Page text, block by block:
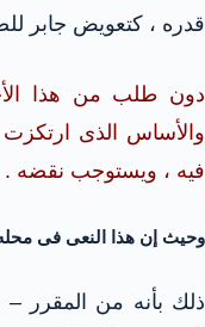
قدره ، كتعويض جابر
دون طلب من هذا
والأساس الذى
فيه ، ويستوجب نقضه .
وحيث إن هذا النعى فى
ذلك بأنه من المقرر